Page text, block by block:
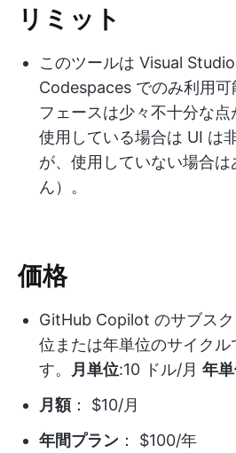
リミット
このツールは Visual
Codespaces でのみ利用
フェースは少々不十分な
使用している場合は UI は
が、使用していない場合
ん）。
価格
GitHub Copilot のサブス
位または年単位のサイクル
す。
月単位:10 ドル/月 年
月額： $10/月
年間プラン ： $100/年